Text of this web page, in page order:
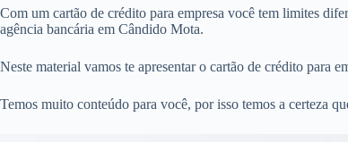
Com um cartão de crédito para empresa você tem limites
agência bancária em Cândido Mota.
Neste material vamos te apresentar o cartão de crédito para
Temos muito conteúdo para você, por isso temos a certeza